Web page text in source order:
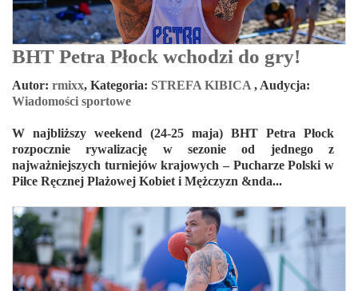
BHT Petra Płock wchodzi do gry!
Autor: rmixx, Kategoria: STREFA KIBICA , Audycja:
Wiadomości sportowe
W najbliższy weekend (24-25 maja) BHT Petra Płock
rozpocznie rywalizację w sezonie od jednego z
najważniejszych turniejów krajowych – Pucharze Polski w
Piłce Ręcznej Plażowej Kobiet i Mężczyzn &nda...